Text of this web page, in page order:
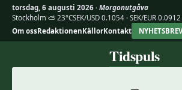
torsdag, 6 augusti 2026 · Morgonutgåva
Stockholm ⛅ 23°CSEK/USD 0.1054 · SEK/EUR 0.0912
Om ossRedaktionenKällorKontakt NYHETSBREV
Tidspuls